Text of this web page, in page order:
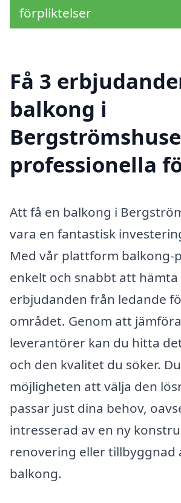
förpliktelser
Få 3
balkong i
professionella
Att få en balkong i
vara en fantastisk
Med vår plattform balkong-
enkelt och snabbt att hämta
erbjudanden från ledande
området. Genom att
leverantörer kan du hitta
och den kvalitet du söker.
möjligheten att välja den
passar just dina behov,
intresserad av en ny
renovering eller tillbyggnad
balkong.